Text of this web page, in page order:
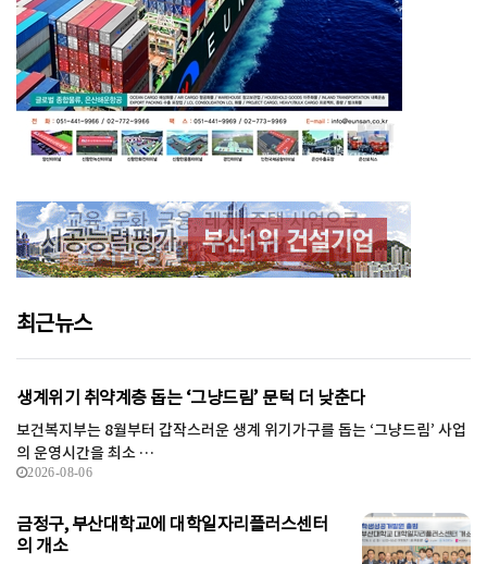
최근뉴스
생계위기 취약계층 돕는 ‘그냥드림’ 문턱 더 낮춘다
보건복지부는 8월부터 갑작스러운 생계 위기가구를 돕는 ‘그냥드림’ 사업
의 운영시간을 최소 …
2026-08-06
금정구, 부산대학교에 대학일자리플러스센터
의 개소